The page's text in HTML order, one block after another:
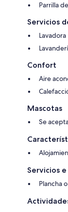
Parrilla
Servicios
Lavadora
Confort
Aire
Mascotas
Se
Servicios
Plancha